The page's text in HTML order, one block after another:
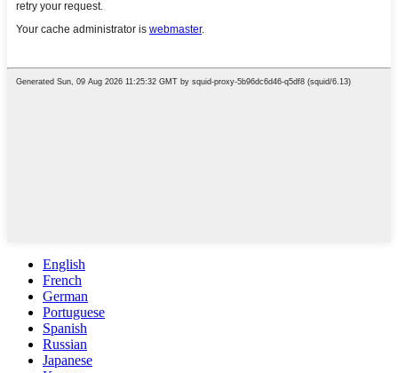
English
French
German
Portuguese
Spanish
Russian
Japanese